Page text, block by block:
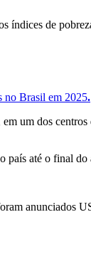
índices de
no Brasil em 2025.
um dos
país até o final do
anunciados